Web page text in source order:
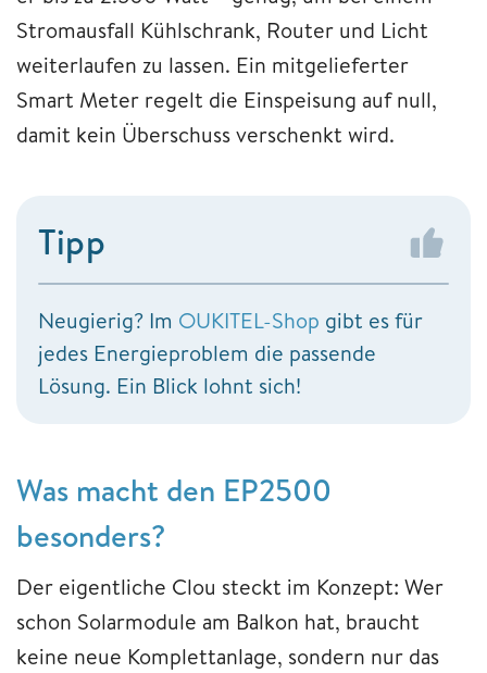
Stromausfall Kühlschrank, Router und Licht
weiterlaufen zu lassen. Ein mitgelieferter
Smart Meter regelt die Einspeisung auf null,
damit kein Überschuss verschenkt wird.
Tipp
Neugierig? Im OUKITEL-Shop gibt es für
jedes Energieproblem die passende
Lösung. Ein Blick lohnt sich!
Was macht den EP2500
besonders?
Der eigentliche Clou steckt im Konzept: Wer
schon Solarmodule am Balkon hat, braucht
keine neue Komplettanlage, sondern nur das